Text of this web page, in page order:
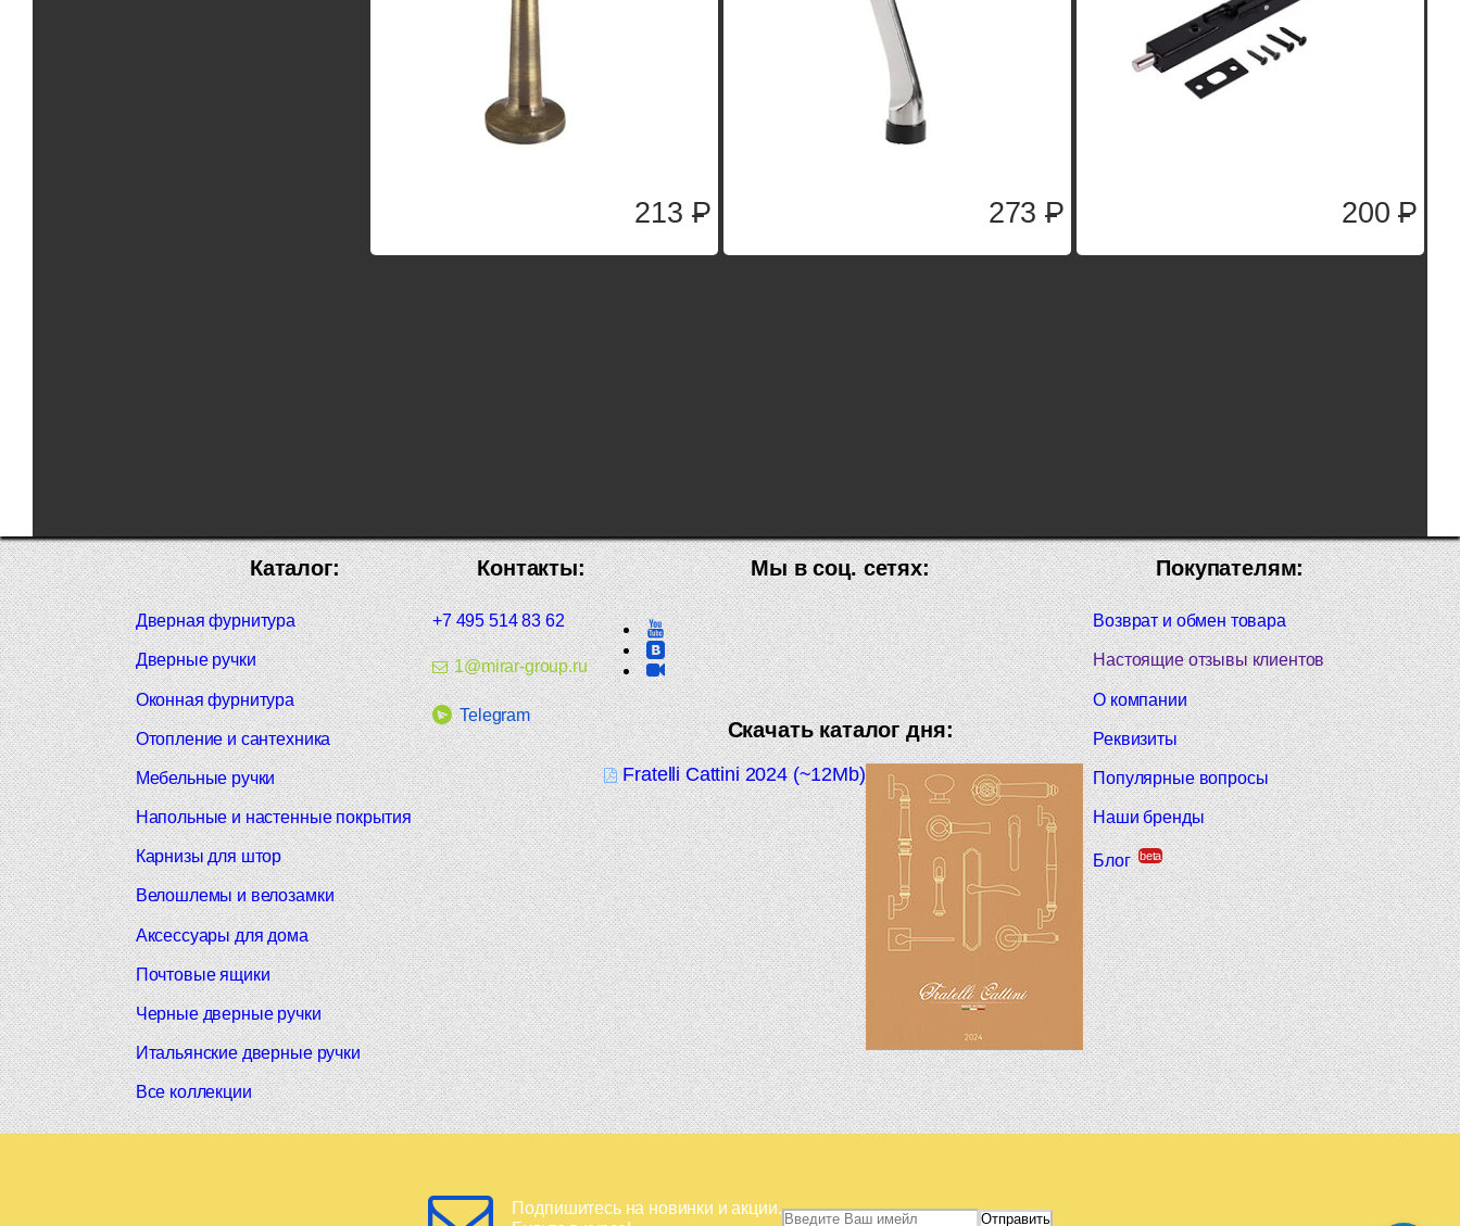
213 P 273P 200P
Покупателям:
Возврат и обмен товара
Настоящие отзывы клиентов
О компании
Реквизиты
Популярные вопросы
Наши бренды
Блог beta
Мы в соц. сетях:
Скачать каталог дня:
Fratelli Cattini 2024 (~12Mb)
Контакты:
+7 495 514 83 62
1@mirar-group.ru
Telegram
Каталог:
Дверная фурнитура
Дверные ручки
Оконная фурнитура
Отопление и сантехника
Мебельные ручки
Напольные и настенные покрытия
Карнизы для штор
Велошлемы и велозамки
Аксессуары для дома
Почтовые ящики
Черные дверные ручки
Итальянские дверные ручки
Все коллекции
Подпишитесь на новинки и акции.